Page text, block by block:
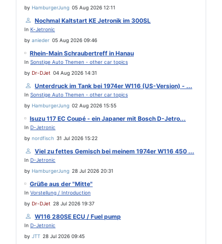
by HamburgerJung 05 Aug 2026 12:11
Nochmal Kaltstart KE Jetronik im 300SL
In K-Jetronic
by anieder 05 Aug 2026 09:46
Rhein-Main Schraubertreff in Hanau
In Sonstige Auto Themen - other car topics
by Dr-DJet 04 Aug 2026 14:31
Unterdruck im Tank bei 1974er W116 (US-Version) - ...
In Sonstige Auto Themen - other car topics
by HamburgerJung 02 Aug 2026 15:55
Isuzu 117 EC Coupé - ein Japaner mit Bosch D-Jetro...
In D-Jetronic
by nordfisch 31 Jul 2026 15:22
Viel zu fettes Gemisch bei meinem 1974er W116 450 ...
In D-Jetronic
by HamburgerJung 28 Jul 2026 20:31
Grüße aus der "Mitte"
In Vorstellung / Introduction
by Dr-DJet 28 Jul 2026 19:37
W116 280SE ECU / Fuel pump
In D-Jetronic
by JTT 28 Jul 2026 09:45